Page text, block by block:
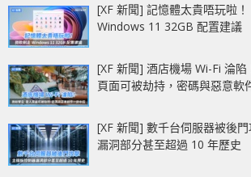
[XF 新聞] 記憶體太貴唔玩啦
Windows 11 32GB 配置建議
[XF 新聞] 酒店機場 Wi-Fi 淪
頁面可被劫持，密碼與惡意軟
[XF 新聞] 數千台伺服器被後
漏洞部分甚至超過 10 年歷史